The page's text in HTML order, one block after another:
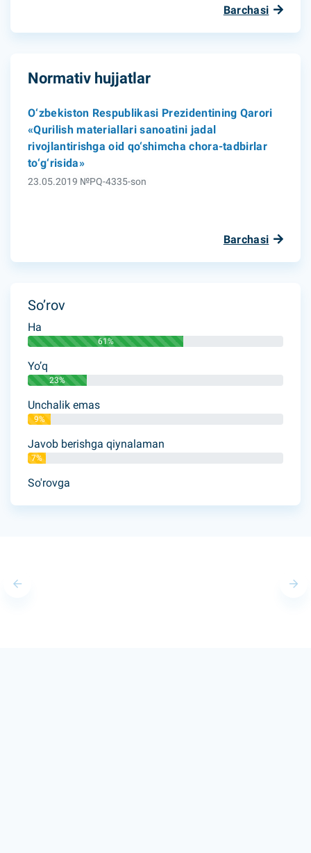
Barchasi
Normativ hujjatlar
O‘zbekiston Respublikasi Prezidentining Qarori
«Qurilish materiallari sanoatini jadal
rivojlantirishga oid qo‘shimcha chora-tadbirlar
to‘g‘risida»
23.05.2019 №PQ-4335-son
Barchasi
So’rov
Ha
61%
Yo’q
23%
Unchalik emas
9%
Javob berishga qiynalaman
7%
So'rovga